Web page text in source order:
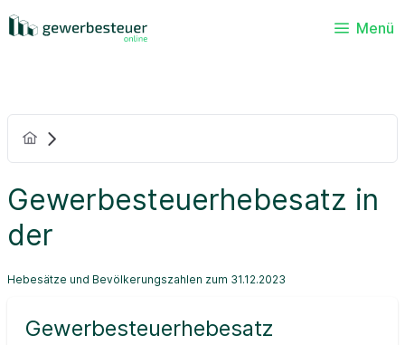
Menü
Gewerbesteuerhebesatz in
der
Hebesätze und Bevölkerungszahlen zum 31.12.2023
Gewerbesteuerhebesatz